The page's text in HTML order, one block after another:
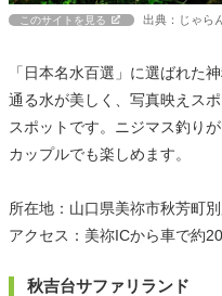
このサイトを見る 出典：じゃら
「日本名水百選」に選ばれた
通る水が美しく、写真映えス
スポットです。ニジマス釣り
カップルでも楽しめます。
所在地：山口県美祢市秋芳町
アクセス：美祢ICから車で約
秋吉台サファリランド